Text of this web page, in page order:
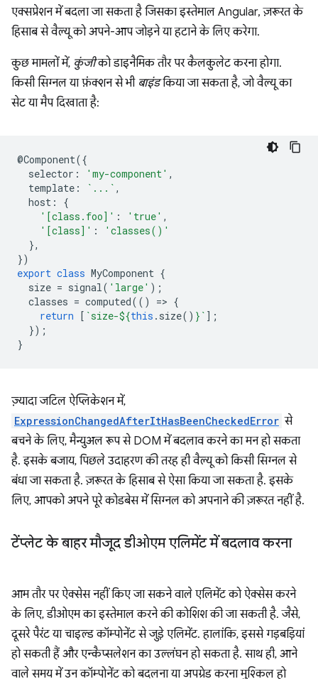
एक्सप्रेशन में बदला जा सकता है जिसका इस्तेमाल Angular, ज़रूरत के
हिसाब से वैल्यू को अपने-आप जोड़ने या हटाने के लिए करेगा.
कुछ मामलों में, कुंजीको डाइनैमिक तौर पर कैलकुलेट करना होगा.
किसी सिग्नल या फ़ंक्शन से भी बाइंडकिया जा सकता है, जो वैल्यू का
सेट या मैप दिखाता है:
@Component({
selector : 'my-component' ,
template : `...` ,
host :
{
'[class.foo]' : 'true' ,
'[class]' :
'classes()'
},
})
export class MyComponent {
size = signal( 'large' );
classes = computed(() => {
return [ `size-${this . size() } ` ];
});
}
ज़्यादा जटिल ऐप्लिकेशन में,
ExpressionChangedAfterItHasBeenCheckedError से
बचने के लिए, मैन्युअल रूप से DOM में बदलाव करने का मन हो सकता
है. इसके बजाय, पिछले उदाहरण की तरह ही वैल्यू को किसी सिग्नल से
बंधा जा सकता है. ज़रूरत के हिसाब से ऐसा किया जा सकता है. इसके
लिए, आपको अपने पूरे कोडबेस में सिग्नल को अपनाने की ज़रूरत नहीं है.
टेंप्लेट के बाहर मौजूद डीओएम एलिमेंट में बदलाव करना
आम तौर पर ऐक्सेस नहीं किए जा सकने वाले एलिमेंट को ऐक्सेस करने
के लिए, डीओएम का इस्तेमाल करने की कोशिश की जा सकती है. जैसे,
दूसरे पैरंट या चाइल्ड कॉम्पोनेंट से जुड़े एलिमेंट. हालांकि, इससे गड़बड़ियां
हो सकती हैं और एन्कैप्सलेशन का उल्लंघन हो सकता है. साथ ही, आने
वाले समय में उन कॉम्पोनेंट को बदलना या अपग्रेड करना मुश्किल हो